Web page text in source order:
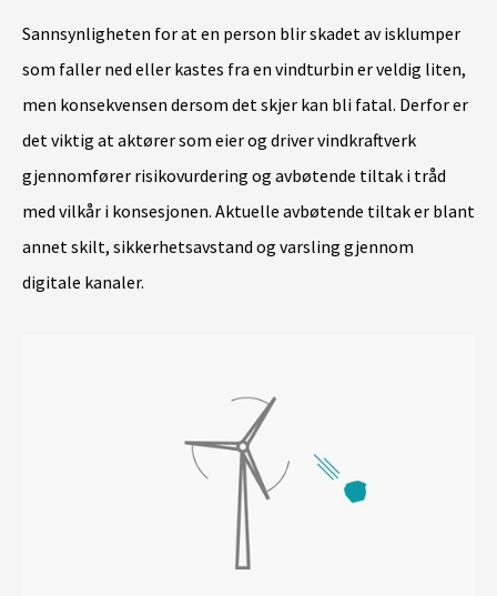
Sannsynligheten for at en person blir skadet av isklumper
som faller ned eller kastes fra en vindturbin er veldig liten,
men konsekvensen dersom det skjer kan bli fatal. Derfor er
det viktig at aktører som eier og driver vindkraftverk
gjennomfører risikovurdering og avbøtende tiltak i tråd
med vilkår i konsesjonen. Aktuelle avbøtende tiltak er blant
annet skilt, sikkerhetsavstand og varsling gjennom
digitale kanaler.